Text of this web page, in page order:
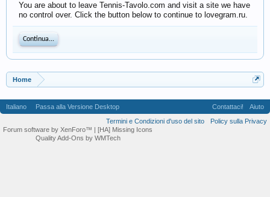
You are about to leave Tennis-Tavolo.com and visit a site we have
no control over. Click the button below to continue to lovegram.ru.
Continua...
Home
Italiano Passa alla Versione Desktop Contattaci!
Aiuto
Termini e Condizioni d'uso del sito
Policy sulla Privacy
Forum software by XenForo™ | [HA] Missing Icons
Quality Add-Ons by WMTech